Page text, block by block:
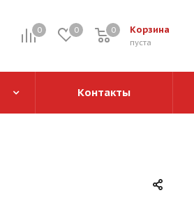
0 0 Корзина
0
пуста
0
Контакты